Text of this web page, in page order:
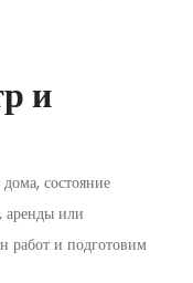
и
состояние
или
работ и подготовим